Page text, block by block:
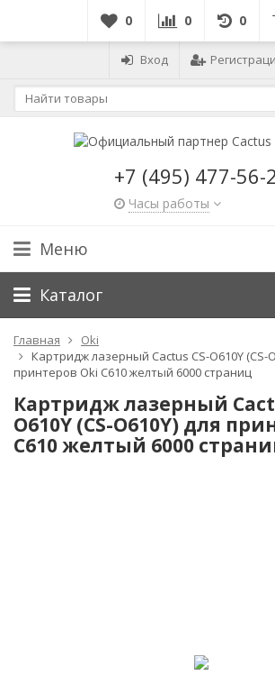
0 0 0
Вход
+7 (495) 477-56-
Часы работы
Меню
Каталог
Главная
Oki
Картридж лазерный Cactus CS-O610Y (CS-
принтеров Oki C610 желтый 6000 страниц
Картридж лазерный
O610Y (CS-O610Y) для
C610 желтый 6000